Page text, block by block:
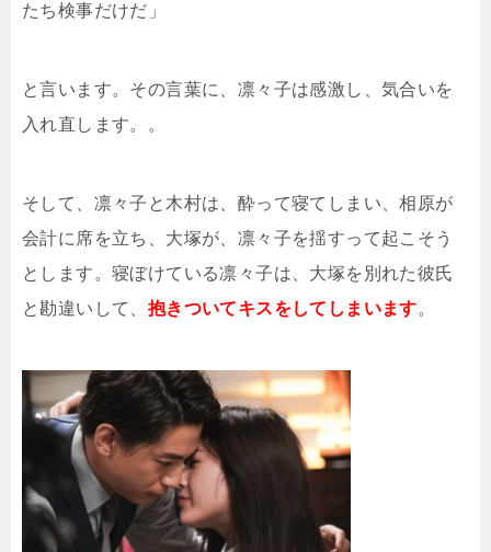
たち検事だけだ」
と言います。その言葉に、凛々子は感激し、気合いを
入れ直します。。
そして、凛々子と木村は、酔って寝てしまい、相原が
会計に席を立ち、大塚が、凛々子を揺すって起こそう
とします。寝ぼけている凛々子は、大塚を別れた彼氏
と勘違いして、 抱きついてキスをしてしまいます。